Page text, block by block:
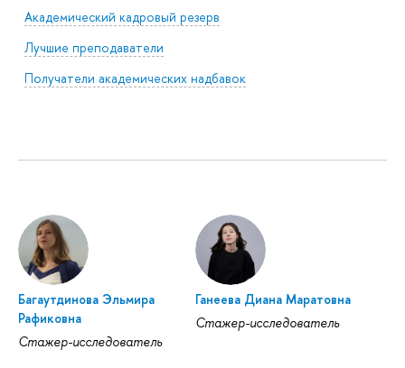
Академический кадровый резерв
Лучшие преподаватели
Получатели академических надбавок
Багаутдинова Эльмира
Рафиковна
Стажер-исследователь
Ганеева Диана Маратовна
Стажер-исследователь